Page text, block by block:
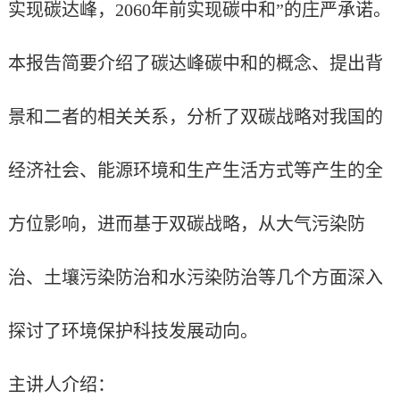
实现碳达峰， 2060年前实现碳中和”的庄严承诺。
本报告简要介绍了碳达峰碳中和的概念、提出背
景和二者的相关关系，分析了双碳战略对我国的
经济社会、能源环境和生产生活方式等产生的全
方位影响，进而基于双碳战略，从大气污染防
治、土壤污染防治和水污染防治等几个方面深入
探讨了环境保护科技发展动向。
主讲人介绍：